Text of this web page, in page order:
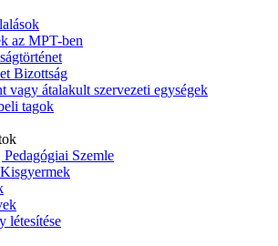
az MPT-ben
Bizottság
vagy átalakult szervezeti egységek
tagok
Szemle
létesítése